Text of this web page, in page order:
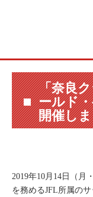
「奈良
ールド
開催し
2019年10月14日（月
を務めるJFL所属の